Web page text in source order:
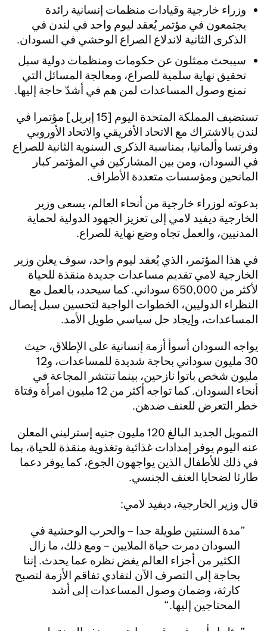
وزراء خارجية وقيادات منظمات إنسانية رائدة
يجتمعون في مؤتمر يُعقد ليوم واحد في لندن في
الذكرى الثانية لاندلاع الصراع الوحشي في السودان.
سيبحث ممثلون عن حكومات ومنظمات دولية سبل
تحقيق نهاية سلمية للصراع، ومعالجة المسائل التي
تمنع وصول المساعدات لمن هم في أشدّ حاجة إليها.
تستضيف المملكة المتحدة اليوم [15 إبريل] مؤتمرا في
لندن بالاشتراك مع الاتحاد الأفريقي والاتحاد الأوروبي
وفرنسا وألمانيا، بمناسبة الذكرى السنوية الثانية للصراع
في السودان، ومن بين المشاركين في المؤتمر كبار
المانحين ومؤسسات متعددة الأطراف.
بدعوته لوزراء خارجية من أنحاء العالم، يسعى وزير
الخارجية ديفيد لامي إلى تعزيز الجهود الدولية لحماية
المدنيين، والعمل تجاه وضع نهاية للصراع.
في هذا المؤتمر، الذي يُعقد ليوم واحد، سوف يعلن وزير
الخارجية لامي تقديم مساعدات جديدة منقذة للحياة
لأكثر من 650,000 سوداني. كما سيحدد، بالعمل مع
النظراء الدوليين، الخطوات الواجبة لتحسين سبل إيصال
المساعدات، وإيجاد حل سياسي طويل الأمد.
يواجه السودان أسوأ أزمة إنسانية على الإطلاق، حيث
30 مليون سوداني بحاجة شديدة للمساعدات، و12
مليون شخص باتوا نازحين، بينما تنتشر المجاعة في
أنحاء السودان. كما تواجه أكثر من 12 مليون امرأة وفتاة
خطر التعرض للعنف ضدهن.
التمويل الجديد البالغ 120 مليون جنيه إسترليني المعلن
عنه اليوم يوفر إمدادات غذائية وتغذوية منقذة للحياة، بما
في ذلك للأطفال الذين يواجهون الجوع، كما يوفر دعما
طارئا لضحايا العنف الجنسي.
قال وزير الخارجية، ديفيد لامي:
مدة السنتين طويلة جدا – والحرب الوحشية في
السودان دمرت حياة الملايين – ومع ذلك، ما زال
الكثير من أجزاء العالم يغض نظره عما يحدث. إننا
بحاجة إلى التصرف الآن لتفادي تفاقم الأزمة لتصبح
كارثة، وضمان وصول المساعدات إلى أشد
المحتاجين إليها.